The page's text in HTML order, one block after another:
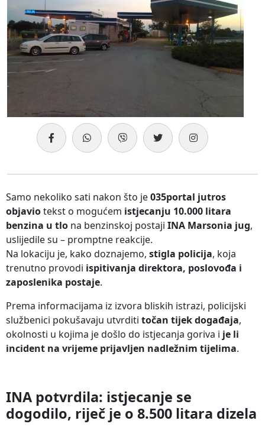
Samo nekoliko sati nakon što je035portal jutros
objaviotekst o mogućem istjecanju 10.000 litara
benzina u tlo na benzinskoj postaji INA Marsonia jug,
uslijedile su – promptne reakcije.
Na lokaciju je, kako doznajemo, stigla policija, koja
trenutno provodi ispitivanja direktora, poslovođa i
zaposlenika postaje.
Prema informacijama iz izvora bliskih istrazi, policijski
službenici pokušavaju utvrditi točan tijek događaja,
okolnosti u kojima je došlo do istjecanja goriva i je li
incident na vrijeme prijavljen nadležnim tijelima.
INA potvrdila: istjecanje se
dogodilo, riječ je o 8.500 litara dizela